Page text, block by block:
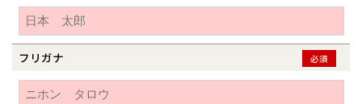
フリガナ 必須
道東
山形
宮城
長野
富山
神奈川
埼玉
愛知
岐阜
近畿
大阪
中国・四国
道南
道東
釧路
山形県
宮城県
山梨県
甲府
長野県
長野
富山県
神奈川県
横浜
相模
愛知県
名古屋
岐阜県
近畿
大阪府
大阪
中国・四国